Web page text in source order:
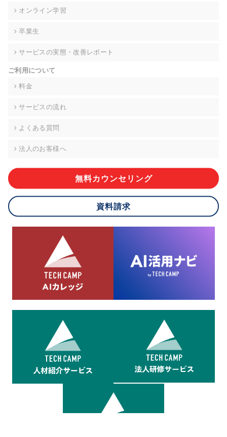
個人情報の開示等(利用目的の通知、開示、内容の訂正・追加・
て、下記の当社問合わせ窓口に申し出ることができます。その
的な期間内に対応いたします。ただし、申請が本人確認が不可
により、ご希望に添えない場合があります。 なお、アクセスロ
グなどの個人情報以外の情報については、原則として開示等は
株式会社div 個人情報問合せ窓口
メールアドレス:privacy_policy@di-v.co.jp
ご本人様が当社に個人情報を提供されるかどうかは任意による
応ができない場合があります。
8.cookieにより取得・分析した情報とその利用について
当社は第三者が運営するデータ・マネジメント・プラットフォ
ームからcookieにより収集されたウェブの閲覧機歴及びその分
析結果を取得し、これをお客様の個人データと結びつけた上
で、広告配信等の目的で利用いたします。
オンライン学習
卒業生
サービスの実態・改善レポート
ご利用について
料金
サービスの流れ
よくある質問
法人のお客様へ
無料カウンセリング
資料請求